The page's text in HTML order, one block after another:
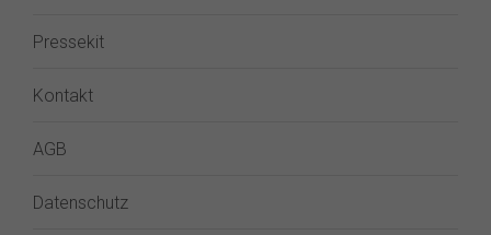
Pressekit
Kontakt
AGB
Datenschutz